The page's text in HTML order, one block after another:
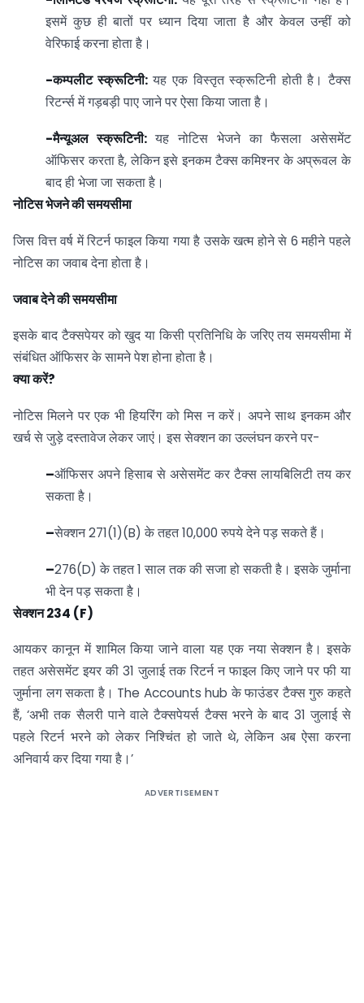
इसमें कुछ ही बातों पर ध्यान दिया जाता है और केवल उन्हीं को
वेरिफाई करना होता है।
-कम्पलीट स्क्रूटिनी:यह एक विस्तृत स्क्रूटिनी होती है। टैक्स
रिटर्न्स में गड़बड़ी पाए जाने पर ऐसा किया जाता है।
-मैन्यूअल स्क्रूटिनी:यह नोटिस भेजने का फैसला असेसमेंट
ऑफिसर करता है, लेकिन इसे इनकम टैक्स कमिश्नर के अप्रूवल के
बाद ही भेजा जा सकता है।
नोटिस भेजने की समयसीमा
जिस वित्त वर्ष में रिटर्न फाइल किया गया है उसके खत्म होने से 6 महीने पहले
नोटिस का जवाब देना होता है।
जवाब देने की समयसीमा
इसके बाद टैक्सपेयर को खुद या किसी प्रतिनिधि के जरिए तय समयसीमा में
संबंधित ऑफिसर के सामने पेश होना होता है।
क्या करें?
नोटिस मिलने पर एक भी हियरिंग को मिस न करें। अपने साथ इनकम और
खर्च से जुड़े दस्तावेज लेकर जाएं। इस सेक्शन का उल्लंघन करने पर-
–ऑफिसर अपने हिसाब से असेसमेंट कर टैक्स लायबिलिटी तय कर
सकता है।
–सेक्शन 271(1)(B) के तहत 10,000 रुपये देने पड़ सकते हैं।
–276(D) के तहत 1 साल तक की सजा हो सकती है। इसके जुर्माना
भी देन पड़ सकता है।
सेक्शन 234 (F)
आयकर कानून में शामिल किया जाने वाला यह एक नया सेक्शन है। इसके
तहत असेसमेंट इयर की 31 जुलाई तक रिटर्न न फाइल किए जाने पर फी या
जुर्माना लग सकता है। The Accounts hub के फाउंडर टैक्स गुरु कहते
हैं, ‘अभी तक सैलरी पाने वाले टैक्सपेयर्स टैक्स भरने के बाद 31 जुलाई से
पहले रिटर्न भरने को लेकर निश्चिंत हो जाते थे, लेकिन अब ऐसा करना
अनिवार्य कर दिया गया है।’
ADVERTISEMENT